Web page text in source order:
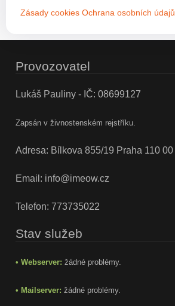
Zásady cookies Ochrana osobních údajů
Provozovatel
Lukáš Pauliny - IČ: 08699127
Zapsán v živnostenském rejstříku.
Adresa: Bílkova 855/19 Praha 110 00
Email: info@imeow.cz
Telefon: 773735022
Stav služeb
• Webserver: žádné problémy.
• Mailserver: žádné problémy.